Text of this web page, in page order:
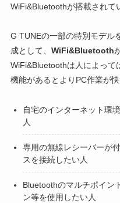
WiFi&Bluetoothが搭載されて
G TUNEの一部の特別モデル
成として、 WiFi&Bluetooth
WiFi&Bluetoothは人によって
機能があるとよりPC作業が快
自宅のインターネット環
人
専用の無線レシーバーが
スを接続したい人
Bluetoothのマルチポイン
ン等を使用したい人